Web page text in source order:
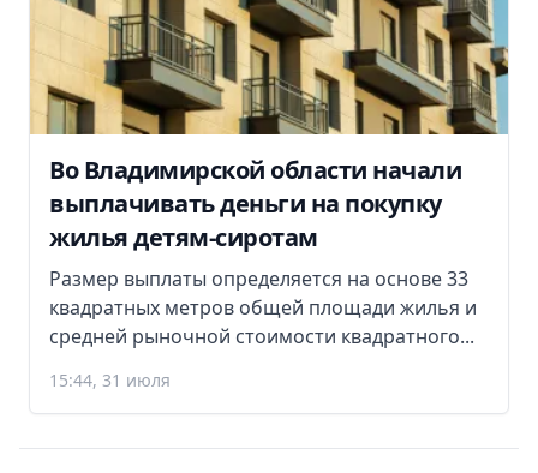
Во Владимирской области начали
выплачивать деньги на покупку
жилья детям-сиротам
Размер выплаты определяется на основе 33
квадратных метров общей площади жилья и
средней рыночной стоимости квадратного...
15:44, 31 июля